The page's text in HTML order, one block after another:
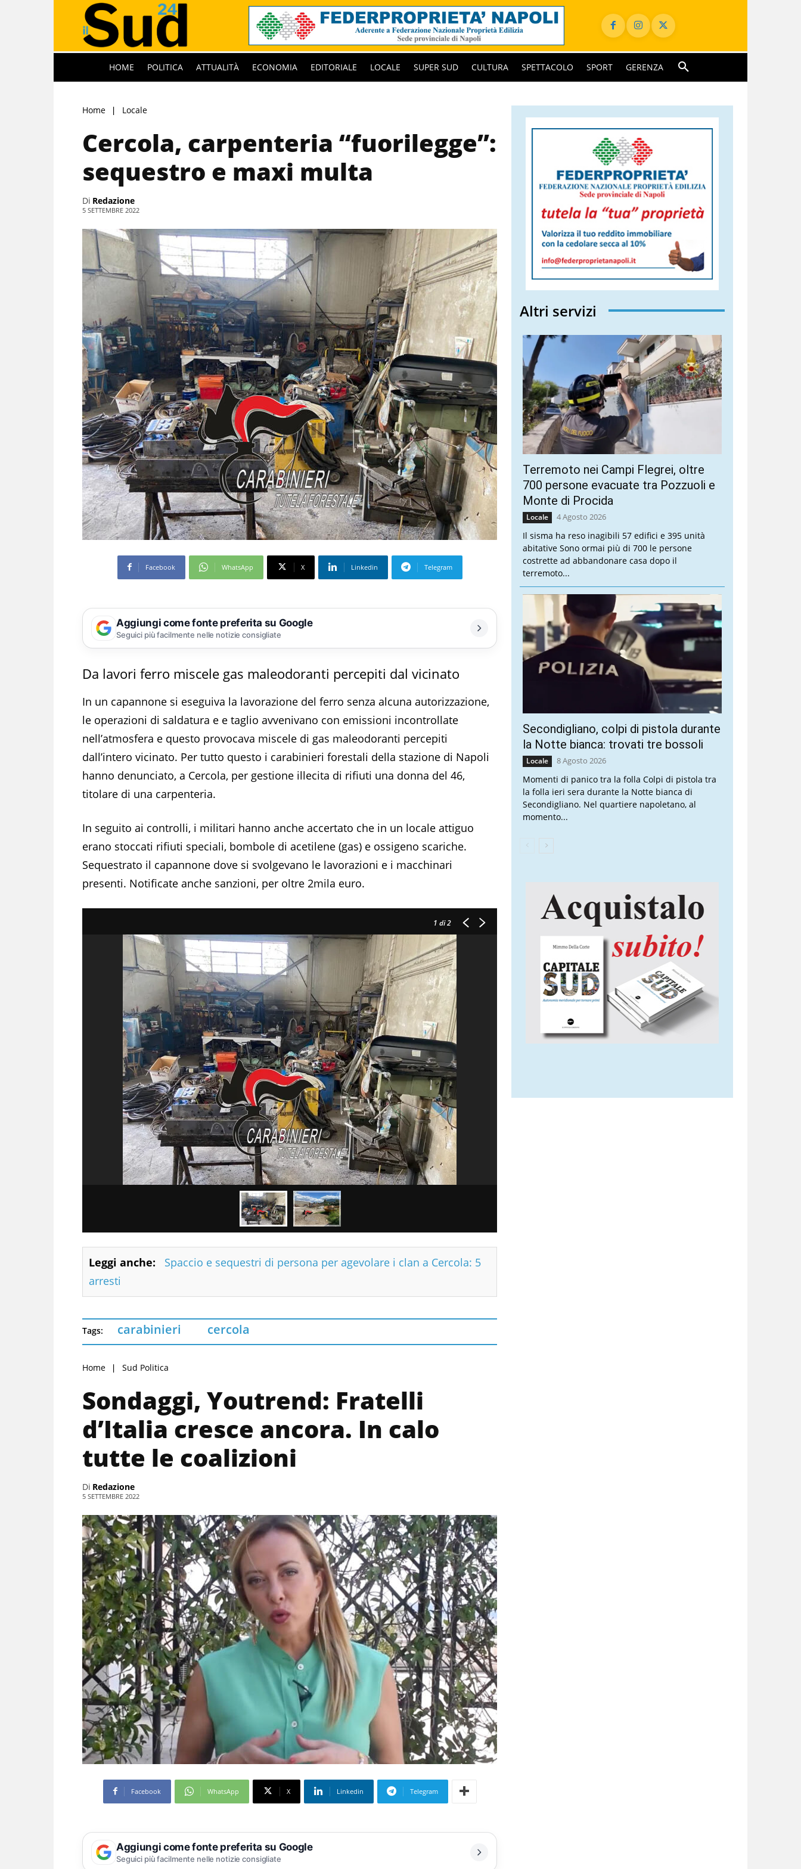
HOME POLITICA ATTUALITÀ ECONOMIA EDITORIALE LOCALE SUPER SUD CULTURA SPETTACOLO SPORT GERENZA
Home Locale
Cercola, carpenteria “fuorilegge”:
sequestro e maxi multa
Di Redazione
5 SETTEMBRE 2022
Facebook WhatsApp X Linkedin Telegram
Aggiungi come fonte preferita su Google
Seguici più facilmente nelle notizie consigliate
Da lavori ferro miscele gas maleodoranti percepiti dal vicinato
In un capannone si eseguiva la lavorazione del ferro senza alcuna autorizzazione,
le operazioni di saldatura e e taglio avvenivano con emissioni incontrollate
nell’atmosfera e questo provocava miscele di gas maleodoranti percepiti
dall’intero vicinato. Per tutto questo i carabinieri forestali della stazione di Napoli
hanno denunciato, a Cercola, per gestione illecita di rifiuti una donna del 46,
titolare di una carpenteria.
In seguito ai controlli, i militari hanno anche accertato che in un locale attiguo
erano stoccati rifiuti speciali, bombole di acetilene (gas) e ossigeno scariche.
Sequestrato il capannone dove si svolgevano le lavorazioni e i macchinari
presenti. Notificate anche sanzioni, per oltre 2mila euro.
1 di 2
Leggi anche:
Spaccio e sequestri di persona per agevolare i clan a Cercola: 5
arresti
Tags: carabinieri cercola
Home Sud Politica
Sondaggi, Youtrend: Fratelli
d’Italia cresce ancora. In calo
tutte le coalizioni
Di Redazione
5 SETTEMBRE 2022
Facebook WhatsApp X Linkedin Telegram
Aggiungi come fonte preferita su Google
Seguici più facilmente nelle notizie consigliate
Altri servizi
Terremoto nei Campi Flegrei, oltre
700 persone evacuate tra Pozzuoli e
Monte di Procida
Locale 4 Agosto 2026
Il sisma ha reso inagibili 57 edifici e 395 unità
abitative Sono ormai più di 700 le persone
costrette ad abbandonare casa dopo il
terremoto...
Secondigliano, colpi di pistola durante
la Notte bianca: trovati tre bossoli
Locale 8 Agosto 2026
Momenti di panico tra la folla Colpi di pistola tra
la folla ieri sera durante la Notte bianca di
Secondigliano. Nel quartiere napoletano, al
momento...